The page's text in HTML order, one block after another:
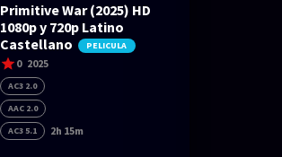
Primitive War (2025) HD
1080p y 720p Latino
Castellano
PELICULA
0 2025
AC3 2.0
AAC 2.0
AC3 5.1
2h 15m